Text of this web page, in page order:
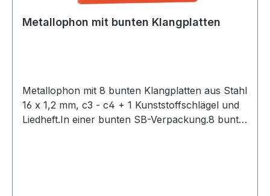
Metallophon mit bunten Klangplatten
Metallophon mit 8 bunten Klangplatten aus Stahl
16 x 1,2 mm, c3 - c4 + 1 Kunststoffschlägel und
Liedheft.In einer bunten SB-Verpackung.8 bunte